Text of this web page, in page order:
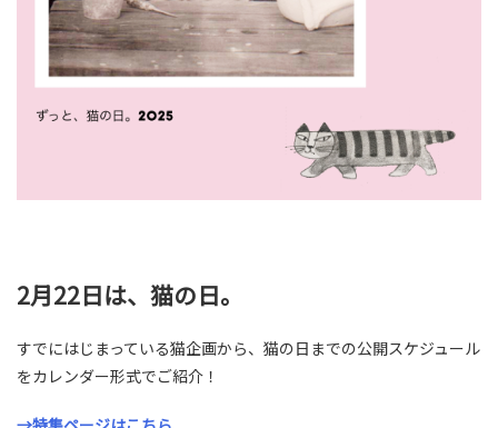
2月22日は、猫の日。
すでにはじまっている猫企画から、猫の日までの公開スケジュール
をカレンダー形式でご紹介！